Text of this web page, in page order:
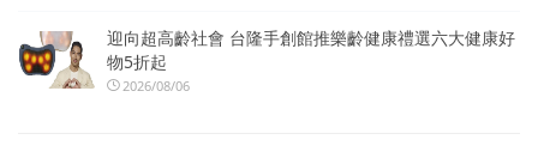
迎向超高齡社會 台隆手創館推樂齡健康禮選六大健康好
物5折起
2026/08/06